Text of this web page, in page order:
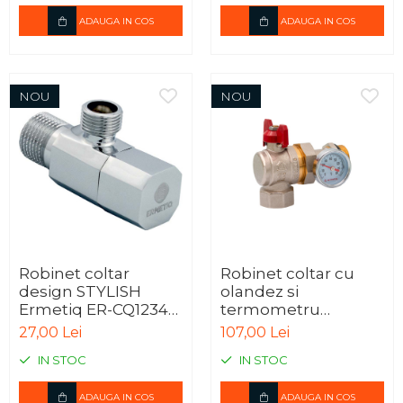
ADAUGA IN COS ADAUGA IN COS
NOU
Robinet coltar
design STYLISH
Ermetiq ER-CQ1234
1/2" x 3/4", crom, din
alama
27,00 Lei
IN STOC
ADAUGA IN COS
NOU
Robinet coltar cu
olandez si
termometru
Ermetiq ER-CHT11 1"
MF, alama CW617N,
PN40
107,00 Lei
IN STOC
ADAUGA IN COS